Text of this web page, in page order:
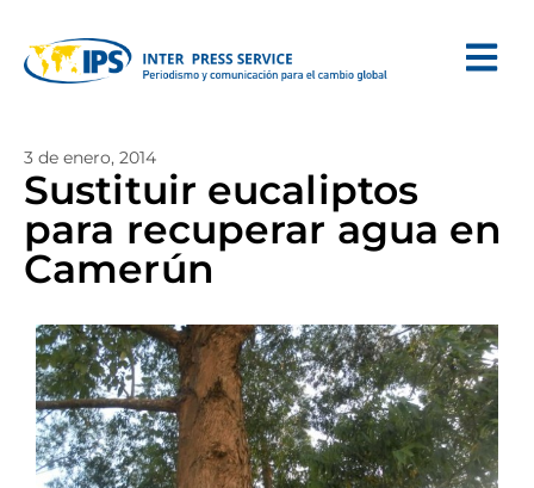
3 de enero, 2014
Sustituir eucaliptos
para recuperar agua en
Camerún